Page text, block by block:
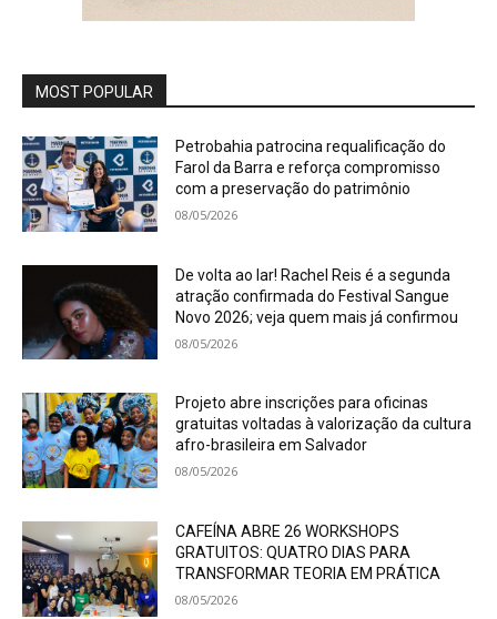
MOST POPULAR
Petrobahia patrocina requalificação do
Farol da Barra e reforça compromisso
com a preservação do patrimônio
08/05/2026
De volta ao lar! Rachel Reis é a segunda
atração confirmada do Festival Sangue
Novo 2026; veja quem mais já confirmou
08/05/2026
Projeto abre inscrições para oficinas
gratuitas voltadas à valorização da cultura
afro-brasileira em Salvador
08/05/2026
CAFEÍNA ABRE 26 WORKSHOPS
GRATUITOS: QUATRO DIAS PARA
TRANSFORMAR TEORIA EM PRÁTICA
08/05/2026